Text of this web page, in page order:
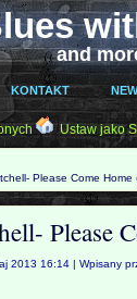
and
KONTAKT
Ustaw jako
Please Come Home
Please
2013 16:14 | Wpisany